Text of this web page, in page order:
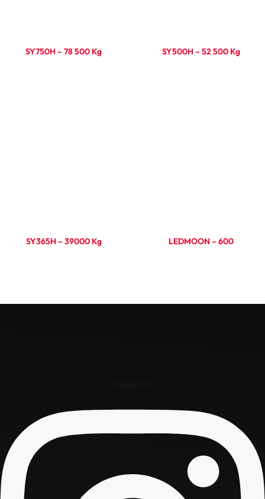
SY750H – 78 500 Kg SY500H – 52 500 Kg
SY365H – 39000 Kg LEDMOON – 600